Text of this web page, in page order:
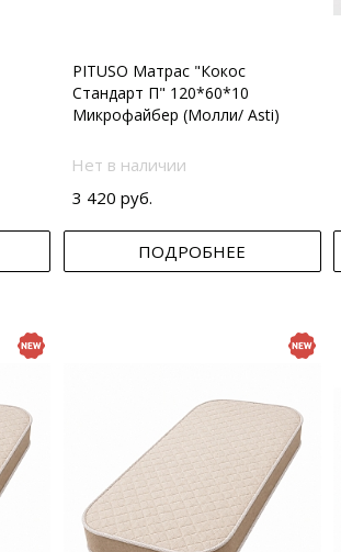
PITUSO Матрас "Кокос
Стандарт П" 120*60*10
Микрофайбер (Молли/ Asti)
Нет в наличии
3 420 руб.
ПОДРОБНЕЕ